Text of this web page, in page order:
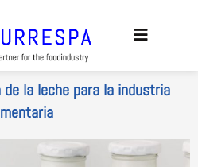
la leche para la industria